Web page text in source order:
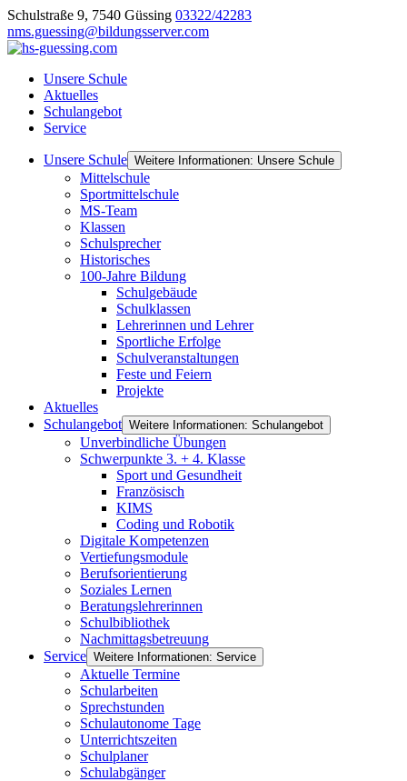
Schulstraße 9, 7540 Güssing 03322/42283
nms.guessing@bildungsserver.com
Unsere Schule
Aktuelles
Schulangebot
Service
Unsere Schule Weitere Informationen: Unsere Schule
Mittelschule
Sportmittelschule
MS-Team
Klassen
Schulsprecher
Historisches
100-Jahre Bildung
Schulgebäude
Schulklassen
Lehrerinnen und Lehrer
Sportliche Erfolge
Schulveranstaltungen
Feste und Feiern
Projekte
Aktuelles
Schulangebot Weitere Informationen: Schulangebot
Unverbindliche Übungen
Schwerpunkte 3. + 4. Klasse
Sport und Gesundheit
Französisch
KIMS
Coding und Robotik
Digitale Kompetenzen
Vertiefungsmodule
Berufsorientierung
Soziales Lernen
Beratungslehrerinnen
Schulbibliothek
Nachmittagsbetreuung
Service Weitere Informationen: Service
Aktuelle Termine
Schularbeiten
Sprechstunden
Schulautonome Tage
Unterrichtszeiten
Schulplaner
Schulabgänger